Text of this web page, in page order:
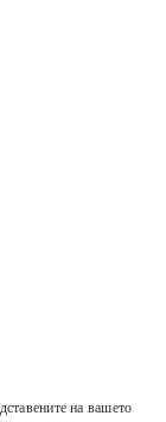
на вашето